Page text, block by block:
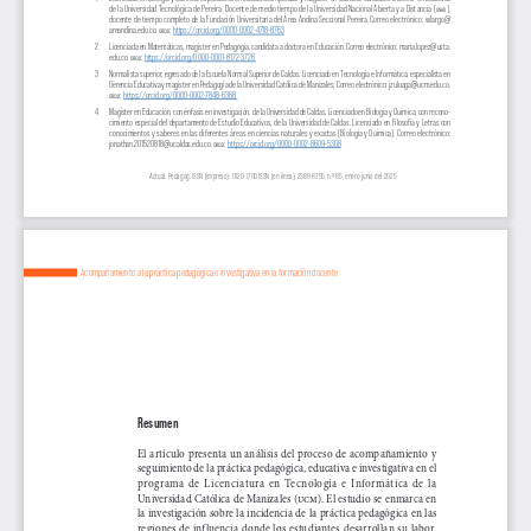
Actual. Pedagóg. ISSN (impreso): 0120-1700 ISSN (en línea): 2389-8755. n.º 85, enero-junio del 2025
de la Universidad Tecnológica de Pereira. Docente de medio tiempo de la Universidad Nacional Abierta y a Distancia (unad),
docente de tiempo completo de la Fundación Universitaria del Área Andina Seccional Pereira. Correo electrónico: wlargo@
areandina.edu.co. orcid: https://orcid.org/0000-0002-4718-8763
2
Licenciada en Matemáticas, magíster en Pedagogía, candidata a doctora en Educación. Correo electrónico: maria.lopez@usta.
edu.co. orcid: https://orcid.org/0000-0001-8172-3726
3
Normalista superior, egresado de la Escuela Normal Superior de Caldas. Licenciado en Tecnología e Informática, especialista en
Gerencia Educativa y magíster en Pedagogía de la Universidad Católica de Manizales. Correo electrónico: jzuluaga@ucm.edu.co.
orcid: https://orcid.org/0000-0002-7848-6368
4
Magíster en Educación, con énfasis en investigación, de la Universidad de Caldas. Licenciado en Biología y Química, con recono-
cimiento especial del departamento de Estudio Educativos, de la Universidad de Caldas. Licenciado en Filosofía y Letras con
conocimientos y saberes en las diferentes áreas en ciencias naturales y exactas (Biología y Química). Correo electrónico:
jonathan.201520818@ucaldas.edu.co. orcid: https://orcid.org/0000-0002-8609-5308
Acompañamiento a la práctica pedagógica e investigativa en la formación docente
Resumen
El artículo presenta un análisis del proceso de acompañamiento y
seguimiento de la práctica pedagógica, educativa e investigativa en el
programa  de  Licenciatura  en  Tecnología  e  Informática  de  la
Universidad Católica de Manizales (ucm). El estudio se enmarca en
la investigación sobre la incidencia de la práctica pedagógica en las
regiones de influencia donde los estudiantes desarrollan su labor,